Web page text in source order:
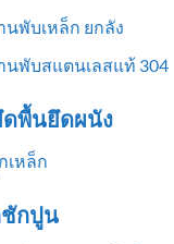
นพับเหล็ก ยกลัง
นพับสแตนเลสแท้ 304
พื้นยึดผนัง
เหล็ก
กปูน